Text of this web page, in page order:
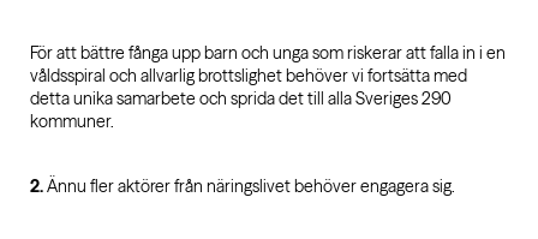
För att bättre fånga upp barn och unga som riskerar att falla in i en
våldsspiral och allvarlig brottslighet behöver vi fortsätta med
detta unika samarbete och sprida det till alla Sveriges 290
kommuner.
2.Ännu fler aktörer från näringslivet behöver engagera sig.